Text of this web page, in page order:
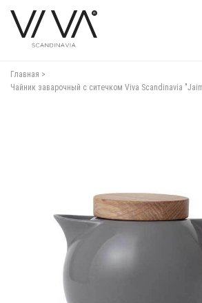
Главная
Чайник заварочный с ситечком Viva Scandinavia